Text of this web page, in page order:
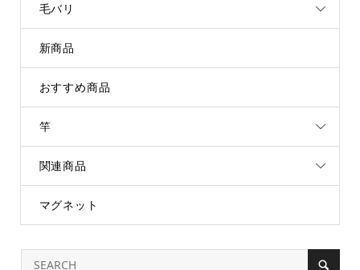
毛バリ
新商品
おすすめ商品
竿
関連商品
マグネット